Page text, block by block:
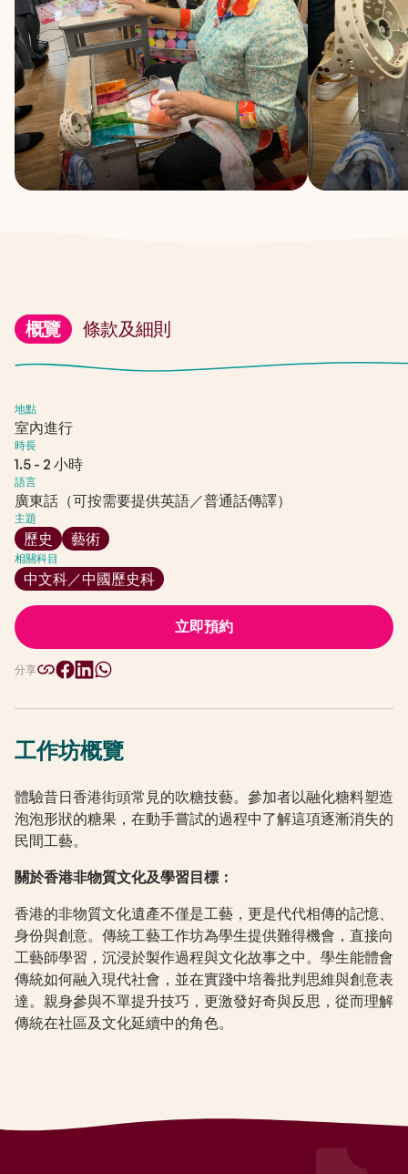
概覽 條款及細則
工作坊概覽
體驗昔日香港街頭常見的吹糖技藝。參加者以融化糖料塑造
泡泡形狀的糖果，在動手嘗試的過程中了解這項逐漸消失的
民間工藝。
關於香港非物質文化及學習目標：
香港的非物質文化遺產不僅是工藝，更是代代相傳的記憶、
身份與創意。傳統工藝工作坊為學生提供難得機會，直接向
工藝師學習，沉浸於製作過程與文化故事之中。學生能體會
傳統如何融入現代社會，並在實踐中培養批判思維與創意表
達。親身參與不單提升技巧，更激發好奇與反思，從而理解
傳統在社區及文化延續中的角色。
地點
室內進行
時長
1.5 - 2 小時
語言
廣東話（可按需要提供英語／普通話傳譯）
主題
歷史 藝術
相關科目
中文科／中國歷史科
立即預約
分享